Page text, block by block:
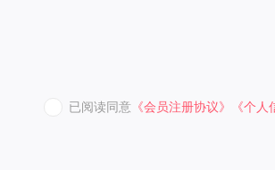
已阅读同意 《会员注册协议》 《个人